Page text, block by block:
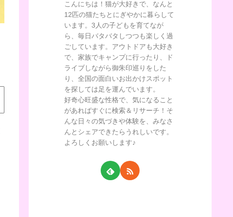
こんにちは！猫が大好きで、なんと
12匹の猫たちとにぎやかに暮らして
います。3人の子どもを育てなが
ら、毎日バタバタしつつも楽しく過
ごしています。アウトドアも大好き
で、家族でキャンプに行ったり、ド
ライブしながら御朱印巡りをした
り、全国の面白いお出かけスポット
を探しては足を運んでいます。
好奇心旺盛な性格で、気になること
があればすぐに検索＆リサーチ！そ
んな日々の気づきや体験を、みなさ
んとシェアできたらうれしいです。
よろしくお願いします♪